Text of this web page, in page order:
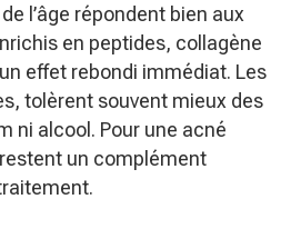
l’âge répondent bien aux
en peptides, collagène
effet rebondi immédiat. Les
tolèrent souvent mieux des
ni alcool. Pour une acné
un complément